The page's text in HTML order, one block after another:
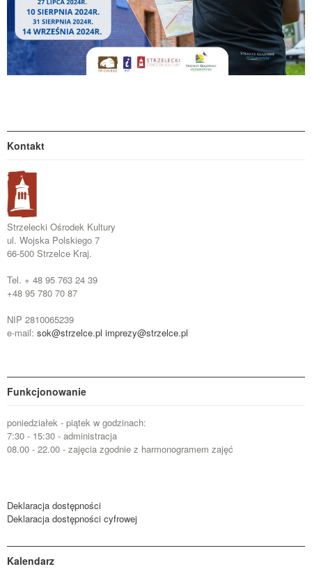
Kontakt
Strzelecki Ośrodek Kultury
ul. Wojska Polskiego 7
66-500 Strzelce Kraj.
Tel. + 48 95 763 24 39
+48 95 780 70 87
NIP 2810065239
e-mail: sok@strzelce.pl imprezy@strzelce.pl
Funkcjonowanie
poniedziałek - piątek w godzinach:
7:30 - 15:30 - administracja
08.00 - 22.00 - zajęcia zgodnie z harmonogramem zajęć
Deklaracja dostępności
Deklaracja dostępności cyfrowej
Kalendarz